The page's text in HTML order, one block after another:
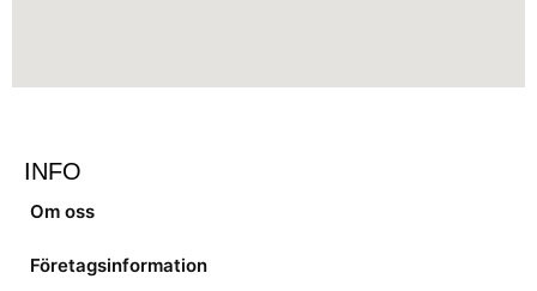
INFO
Om oss
Företagsinformation